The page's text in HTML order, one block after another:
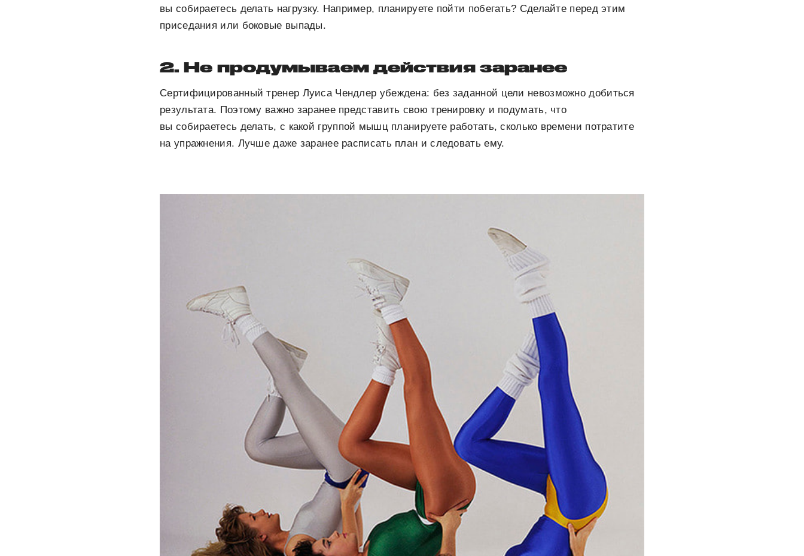
вы собираетесь делать нагрузку. Например, планируете пойти побегать? Сделайте перед этим
приседания или боковые выпады.
2. Не продумываем действия заранее
Сертифицированный тренер Луиса Чендлер убеждена: без заданной цели невозможно добиться
результата. Поэтому важно заранее представить свою тренировку и подумать, что
вы собираетесь делать, с какой группой мышц планируете работать, сколько времени потратите
на упражнения. Лучше даже заранее расписать план и следовать ему.